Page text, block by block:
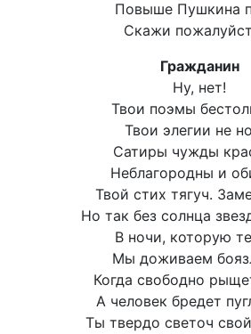
Повыше Пушкина
Скажи
Гражданин
Ну, нет!
Твои поэмы
Твои элегии не
Сатиры чужды
Неблагородны и
Твой стих тягуч.
Но так без солнца
В ночи, которую
Мы доживаем
Когда свободно
А человек бредет
Ты твердо светоч